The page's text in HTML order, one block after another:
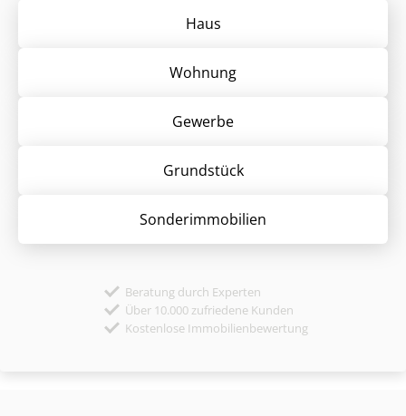
Haus
Wohnung
Gewerbe
Grund­stück
Sonder­immobilien
Beratung durch Experten
Über 10.000 zufriedene Kunden
Kostenlose Immobilienbewertung